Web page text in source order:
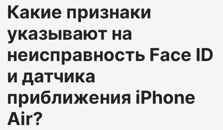
Какие признаки
указывают на
неисправность Face ID
и датчика
приближения iPhone
Air?